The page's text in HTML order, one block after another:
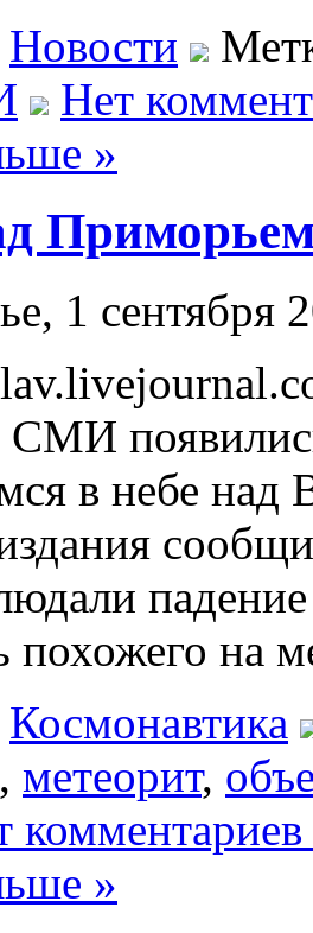
Новости
Нет
»
1 сентября
СМИ
в небе над
похожего на
Космонавтика
, метеорит,
комментариев
»